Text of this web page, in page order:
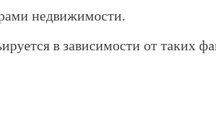
недвижимости.
в зависимости от таких